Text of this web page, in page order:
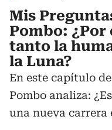
Mis
Pombo: ¿Por
tanto la
la Luna?
En este capítulo
Pombo analiza:
una nueva carrera